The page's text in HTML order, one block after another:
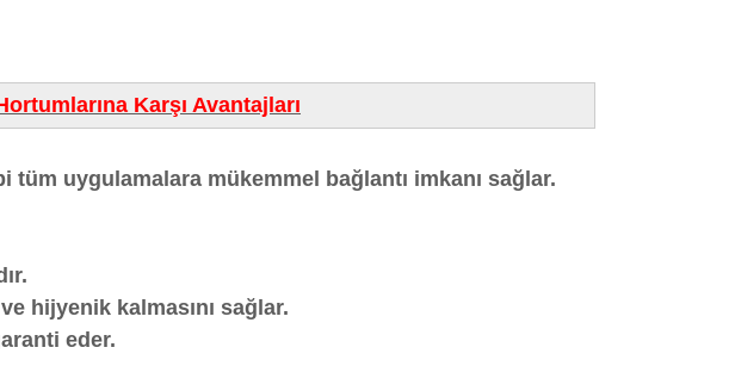
Karşı Avantajları
uygulamalara mükemmel bağlantı imkanı sağlar.
hijyenik kalmasını sağlar.
eder.